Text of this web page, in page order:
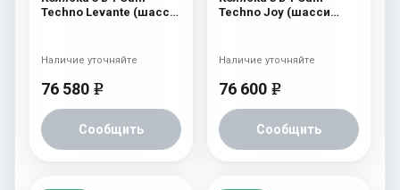
Techno Levante (шасси
76 580 e
Сообщить
Наличие уточняйте
Techno Joy (шасси
76 600 e
Сообщить
Наличие уточняйте